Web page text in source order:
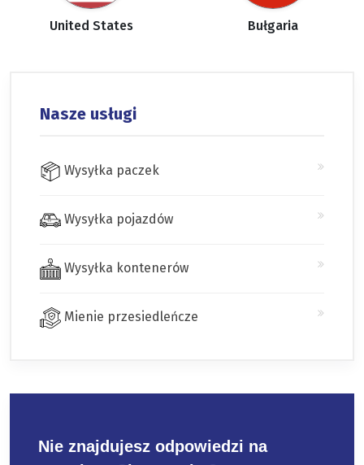
United States Bułgaria
Nasze usługi
Wysyłka paczek
Wysyłka pojazdów
Wysyłka kontenerów
Mienie przesiedleńcze
Nie znajdujesz odpowiedzi na